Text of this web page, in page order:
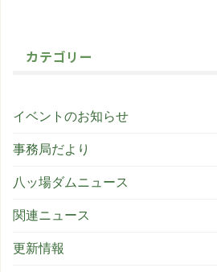
カテゴリー
イベントのお知らせ
事務局だより
八ッ場ダムニュース
関連ニュース
更新情報